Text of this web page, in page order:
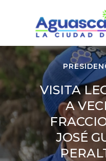
VISITA
A
JOSÉ